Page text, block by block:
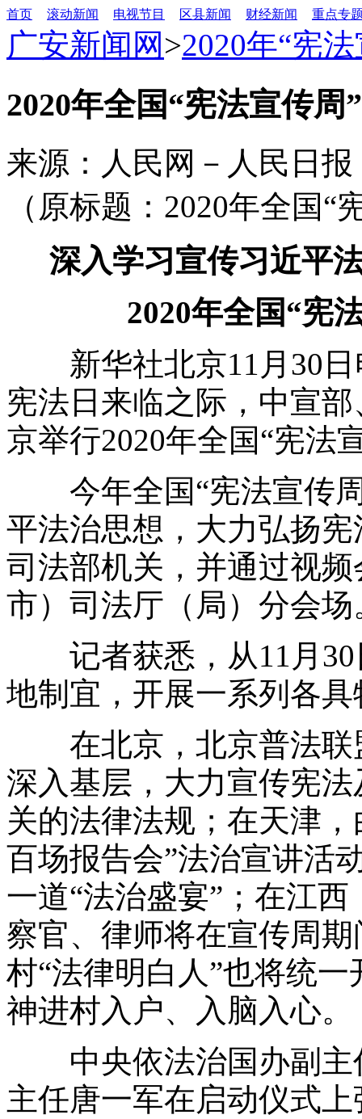
首页 滚动新闻 电视节目 区县新闻 财经新闻 重点专
广安新闻网 >2020年“宪
2020年全国“宪法宣传周
来源：人民网－人民日报
（原标题：2020年全国
深入学习宣传习近平
2020年全国“宪
新华社北京11月30日
宪法日来临之际，中宣
京举行2020年全国“宪法
今年全国“宪法宣传周
平法治思想，大力弘扬
司法部机关，并通过视
市）司法厅（局）分会场
记者获悉，从11月30
地制宜，开展一系列各
在北京，北京普法联
深入基层，大力宣传宪
关的法律法规；在天津
百场报告会”法治宣讲活
一道“法治盛宴”；在江
察官、律师将在宣传周
村“法律明白人”也将统
神进村入户、入脑入心。
中央依法治国办副主
主任唐一军在启动仪式